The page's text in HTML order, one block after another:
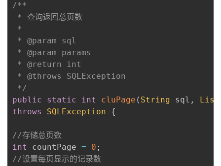
/**
* 查询返回总页数
*
* @param sql
* @param params
* @return int
* @throws SQLException
*/
public
static int cluPage ( String sql , List
throws
SQLException {
//存储总页数
int
countPage = 0 ;
//设置每页显示的记录数